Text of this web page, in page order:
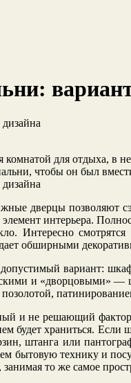
для отдыха, в
чтобы он был
дверцы позволяют
интерьера.
Интересно
обширными
вариант:
и «дворцовыми»
и не решающий
храниться. Если
штанга или
технику и
то же самое